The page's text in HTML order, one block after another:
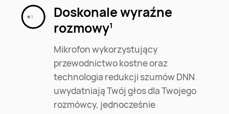
Doskonale wyraźne
rozmowy⁠1
Mikrofon wykorzystujący
przewodnictwo kostne oraz
technologia redukcji szumów DNN
uwydatniają Twój głos dla Twojego
rozmówcy, jednocześnie